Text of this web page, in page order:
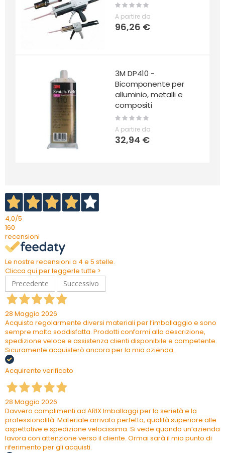
Rating:
A partire da
96,26 €
3M DP410 -
Bicomponente per
alluminio, metalli e
compositi
Rating:
0%
A partire da
32,94 €
4,0/5
160
recensioni
Le nostre recensioni a 4 e 5 stelle.
Clicca qui per leggerle tutte >
Precedente
Successivo
28 Maggio 2026
Acquisto regolarmente diversi materiali per l’imballaggio e sono
sempre molto soddisfatta. Prodotti conformi alla descrizione,
spedizione veloce e assistenza clienti disponibile e competente.
Sicuramente acquisterò ancora per la mia azienda.
Acquirente verificato
28 Maggio 2026
Davvero complimenti ad ARIX Imballaggi per la serietà e la
professionalità. Materiale arrivato perfetto, qualità superiore alle
aspettative e spedizione velocissima. Si vede quando un’azienda
lavora con attenzione verso il cliente. Ormai sarà il mio punto di
riferimento per gli acquisti.